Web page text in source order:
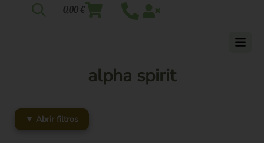
0,00€
alpha spirit
▼ Abrir filtros